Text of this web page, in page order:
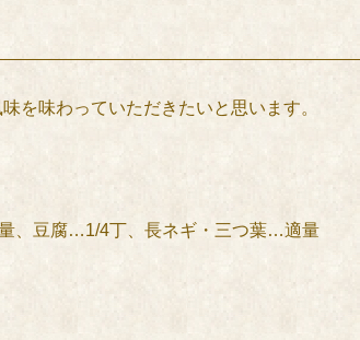
を味わっていただきたいと思います。
、豆腐…1/4丁、長ネギ・三つ葉…適量